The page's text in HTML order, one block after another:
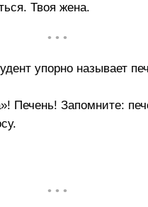
Твоя жена.
• • •
упорно называет
Печень! Запомните:
• • •